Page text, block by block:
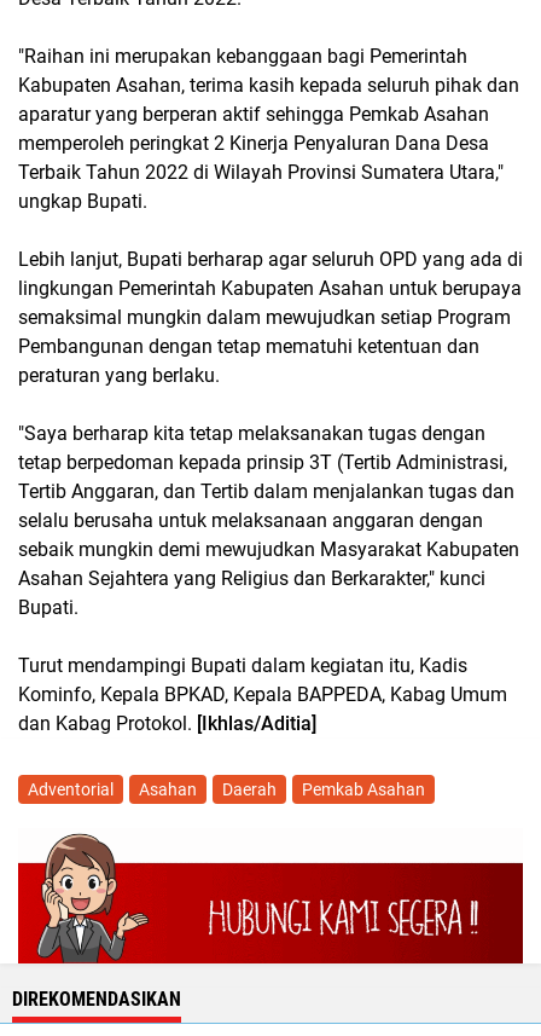
"Raihan ini merupakan kebanggaan bagi Pemerintah
Kabupaten Asahan, terima kasih kepada seluruh pihak dan
aparatur yang berperan aktif sehingga Pemkab Asahan
memperoleh peringkat 2 Kinerja Penyaluran Dana Desa
Terbaik Tahun 2022 di Wilayah Provinsi Sumatera Utara,"
ungkap Bupati.
Lebih lanjut, Bupati berharap agar seluruh OPD yang ada di
lingkungan Pemerintah Kabupaten Asahan untuk berupaya
semaksimal mungkin dalam mewujudkan setiap Program
Pembangunan dengan tetap mematuhi ketentuan dan
peraturan yang berlaku.
"Saya berharap kita tetap melaksanakan tugas dengan
tetap berpedoman kepada prinsip 3T (Tertib Administrasi,
Tertib Anggaran, dan Tertib dalam menjalankan tugas dan
selalu berusaha untuk melaksanaan anggaran dengan
sebaik mungkin demi mewujudkan Masyarakat Kabupaten
Asahan Sejahtera yang Religius dan Berkarakter," kunci
Bupati.
Turut mendampingi Bupati dalam kegiatan itu, Kadis
Kominfo, Kepala BPKAD, Kepala BAPPEDA, Kabag Umum
dan Kabag Protokol. [Ikhlas/Aditia]
Adventorial Asahan Daerah Pemkab Asahan
DIREKOMENDASIKAN